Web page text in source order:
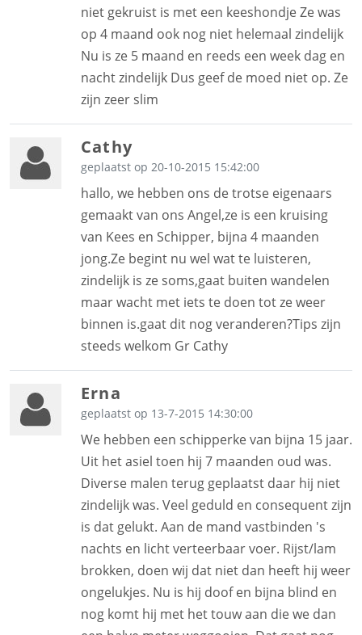
niet gekruist is met een keeshondje Ze was
op 4 maand ook nog niet helemaal zindelijk
Nu is ze 5 maand en reeds een week dag en
nacht zindelijk Dus geef de moed niet op. Ze
zijn zeer slim
Cathy
geplaatst op 20-10-2015 15:42:00
hallo, we hebben ons de trotse eigenaars
gemaakt van ons Angel,ze is een kruising
van Kees en Schipper, bijna 4 maanden
jong.Ze begint nu wel wat te luisteren,
zindelijk is ze soms,gaat buiten wandelen
maar wacht met iets te doen tot ze weer
binnen is.gaat dit nog veranderen?Tips zijn
steeds welkom Gr Cathy
Erna
geplaatst op 13-7-2015 14:30:00
We hebben een schipperke van bijna 15 jaar.
Uit het asiel toen hij 7 maanden oud was.
Diverse malen terug geplaatst daar hij niet
zindelijk was. Veel geduld en consequent zijn
is dat gelukt. Aan de mand vastbinden 's
nachts en licht verteerbaar voer. Rijst/lam
brokken, doen wij dat niet dan heeft hij weer
ongelukjes. Nu is hij doof en bijna blind en
nog komt hij met het touw aan die we dan